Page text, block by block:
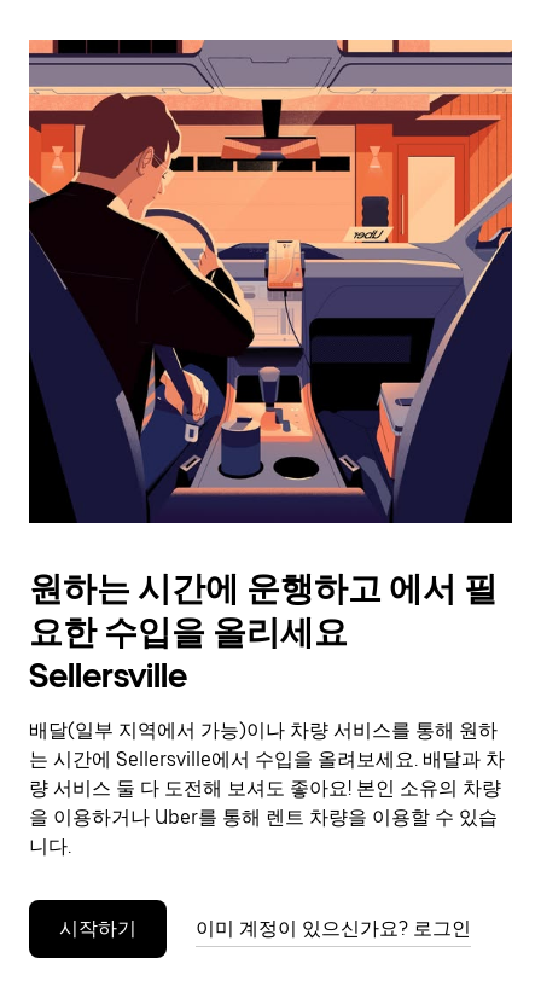
작
면
아
래
화
살
표
러
날
짜
캘
린
더
를
닫
려
면
Esc
키
를
누
세
원하는 시간에 운행하고 에서 필
요한 수입을 올리세요
Sellersville
배달(일부 지역에서 가능)이나 차량 서비스를 통해 원하
는 시간에 Sellersville에서 수입을 올려보세요. 배달과 차
량 서비스 둘 다 도전해 보셔도 좋아요! 본인 소유의 차량
을 이용하거나 Uber를 통해 렌트 차량을 이용할 수 있습
니다.
시작하기 이미 계정이 있으신가요? 로그인